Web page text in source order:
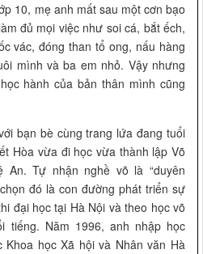
10, mẹ anh mất sau một cơn bạo
đủ mọi việc như soi cá, bắt ếch,
vác, đóng than tổ ong, nấu hàng
mình và ba em nhỏ. Vậy nhưng
hành của bản thân mình cũng
bạn bè cùng trang lứa đang tuổi
Hòa vừa đi học vừa thành lập Võ
An. Tự nhận nghề võ là “duyên
đó là con đường phát triển sự
đại học tại Hà Nội và theo học võ
tiếng. Năm 1996, anh nhập học
học Xã hội và Nhân văn Hà